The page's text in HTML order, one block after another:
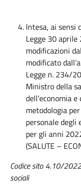
Intesa, ai sensi
Legge 30
modificazioni
modificato
Legge n. 234/
Ministro della
dell’economia
metodologia
personale degli
per gli anni
(SALUTE –
Codice sito 4.10/
sociali